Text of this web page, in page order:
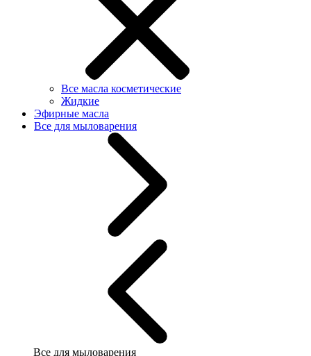
Все масла косметические
Жидкие
Эфирные масла
Все для мыловарения
Все для мыловарения